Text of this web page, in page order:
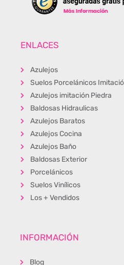
ENLACES
Azulejos
Suelos Porcelánicos
Azulejos imitación Piedra
Baldosas Hidraulicas
Azulejos Baratos
Azulejos Cocina
Azulejos Baño
Baldosas Exterior
Porcelánicos
Suelos Vinílicos
Los + Vendidos
INFORMACIÓN
Blog